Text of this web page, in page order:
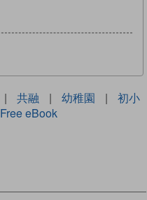
| 共融 | 幼稚園 |
初小
Free eBook